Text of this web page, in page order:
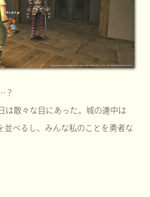
？
は散々な目にあった。城の連中は
並べるし、みんな私のことを勇者な